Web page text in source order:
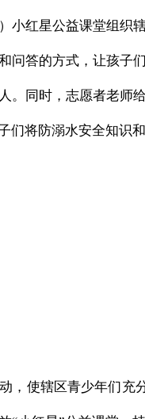
小红星公益课堂组织
问答的方式，让孩子
。同时，志愿者老师
们将防溺水安全知识
，使辖区青少年们充